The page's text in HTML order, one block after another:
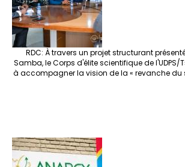
RDC: À travers un projet structurant
Samba, le Corps d'élite scientifique de l'UDPS/
à accompagner la vision de la « revanche du